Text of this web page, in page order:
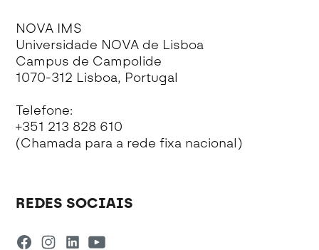
NOVA IMS
Universidade NOVA de Lisboa
Campus de Campolide
1070-312 Lisboa, Portugal
Telefone:
+351 213 828 610
(Chamada para a rede fixa nacional)
REDES SOCIAIS